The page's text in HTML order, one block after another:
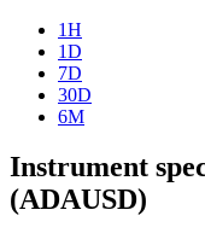
1H
1D
7D
30D
6M
Instrument
(ADAUSD)